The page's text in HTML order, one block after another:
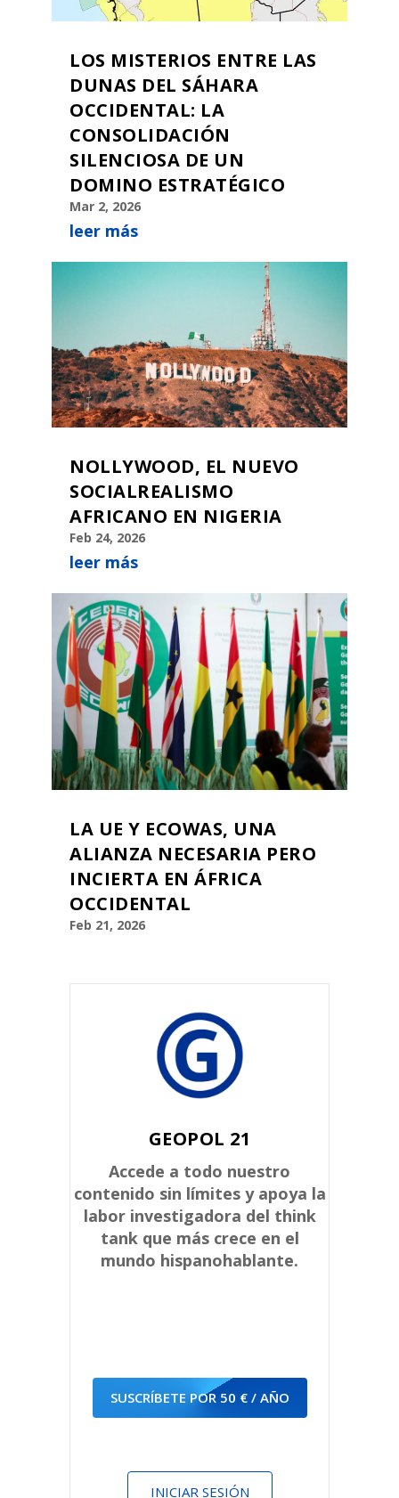
LOS MISTERIOS ENTRE LAS
DUNAS DEL SÁHARA
OCCIDENTAL: LA
CONSOLIDACIÓN
SILENCIOSA DE UN
DOMINO ESTRATÉGICO
Mar 2, 2026
leer más
NOLLYWOOD, EL NUEVO
SOCIALREALISMO
AFRICANO EN NIGERIA
Feb 24, 2026
leer más
LA UE Y ECOWAS, UNA
ALIANZA NECESARIA PERO
INCIERTA EN ÁFRICA
OCCIDENTAL
Feb 21, 2026
GEOPOL 21
Accede a todo nuestro
contenido sin límites y apoya la
labor investigadora del think
tank que más crece en el
mundo hispanohablante.
SUSCRÍBETE POR 50 € / AÑO
INICIAR SESIÓN